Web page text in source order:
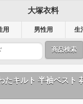
大塚衣料
用 男性用 生
商品検索
たキルト 半袖ベスト